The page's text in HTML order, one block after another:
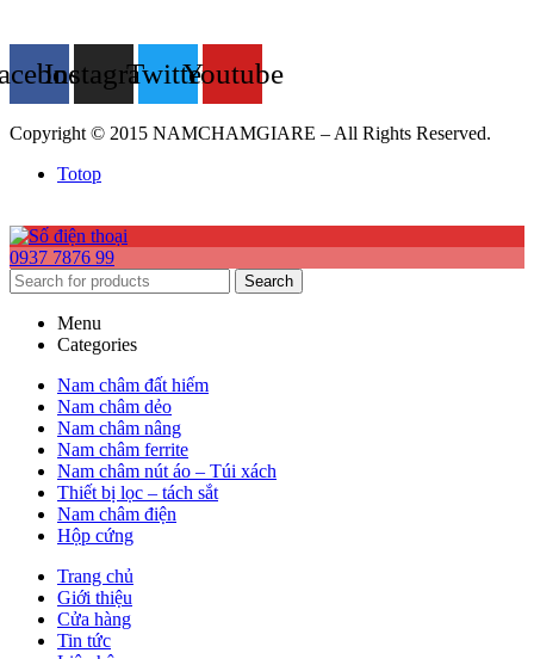
InstagramTwitterYoutube
Copyright © 2015 NAMCHAMGIARE – All Rights Reserved.
Totop
0937 7876 99
Search
Menu
Categories
Nam châm đất hiếm
Nam châm dẻo
Nam châm nâng
Nam châm ferrite
Nam châm nút áo – Túi xách
Thiết bị lọc – tách sắt
Nam châm điện
Hộp cứng
Trang chủ
Giới thiệu
Cửa hàng
Tin tức